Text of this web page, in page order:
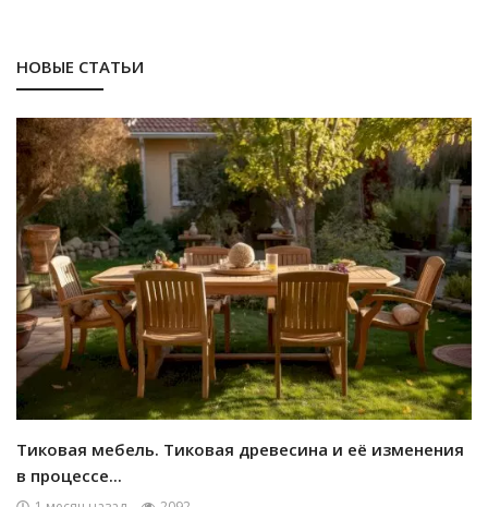
НОВЫЕ СТАТЬИ
Тиковая мебель. Тиковая древесина и её изменения
в процессе...